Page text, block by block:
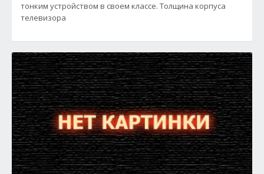
тонким устройством в своем классе. Толщина корпуса
телевизора